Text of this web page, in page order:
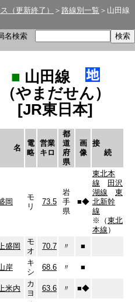
（更新終了） ＞ 路線別一覧 ＞山田線
名検索
■ 山田線
（やまだせん）
[JR東日本]
名
電
略
営業
キロ
都
道
府
県
画
像
接
続
岡
モ
リ
73.5
岩
手
県
■◆
東北本
線
田沢
湖線
東
北新幹
線
※（東北
本線 ）
盛岡
モ
オ
70.7 〃 ■
岸
キ
シ
68.6 〃 ■
米内
カ
ヨ
63.6 〃 ■◆